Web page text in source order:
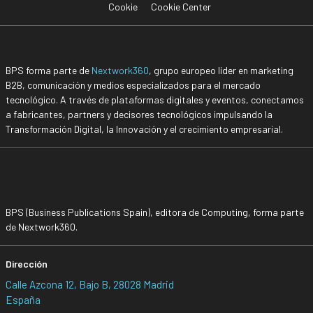
Cookie
Cookie Center
BPS forma parte de Nextwork360, grupo europeo líder en marketing
B2B, comunicación y medios especializados para el mercado
tecnológico. A través de plataformas digitales y eventos, conectamos
a fabricantes, partners y decisores tecnológicos impulsando la
Transformación Digital, la Innovación y el crecimiento empresarial.
BPS (Business Publications Spain), editora de Computing, forma parte
de Nextwork360.
Dirección
Calle Azcona 12, Bajo B, 28028 Madrid
España